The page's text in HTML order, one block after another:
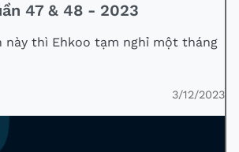
47 & 48 - 2023
này thì Ehkoo tạm nghỉ một tháng
3/12/2023